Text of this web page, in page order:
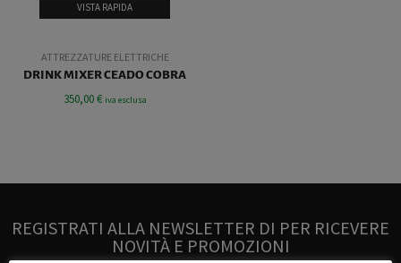
VISTA RAPIDA
ATTREZZATURE ELETTRICHE
DRINK MIXER CEADO COBRA
350,00€ iva esclusa
REGISTRATI ALLA NEWSLETTER DI PER RICEVERE
NOVITÀ E PROMOZIONI